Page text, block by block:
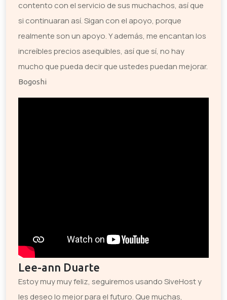
contento con el servicio de sus muchachos, así que
si continuaran así. Sigan con el apoyo, porque
realmente son un apoyo. Y además, me encantan los
increíbles precios asequibles, así que sí, no hay
mucho que pueda decir que ustedes puedan mejorar.
Bogoshi
Lee-ann Duarte
Estoy muy muy feliz, seguiremos usando SiveHost y
les deseo lo mejor para el futuro. Que muchas,